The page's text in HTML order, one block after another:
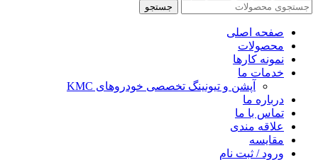
جستجو
صفحه اصلی
محصولات
نمونه کارها
خدمات ما
آپشن و تیونینگ تخصصی خودروهای KMC
درباره ما
تماس با ما
علاقه مندی
مقايسه
ورود / ثبت نام